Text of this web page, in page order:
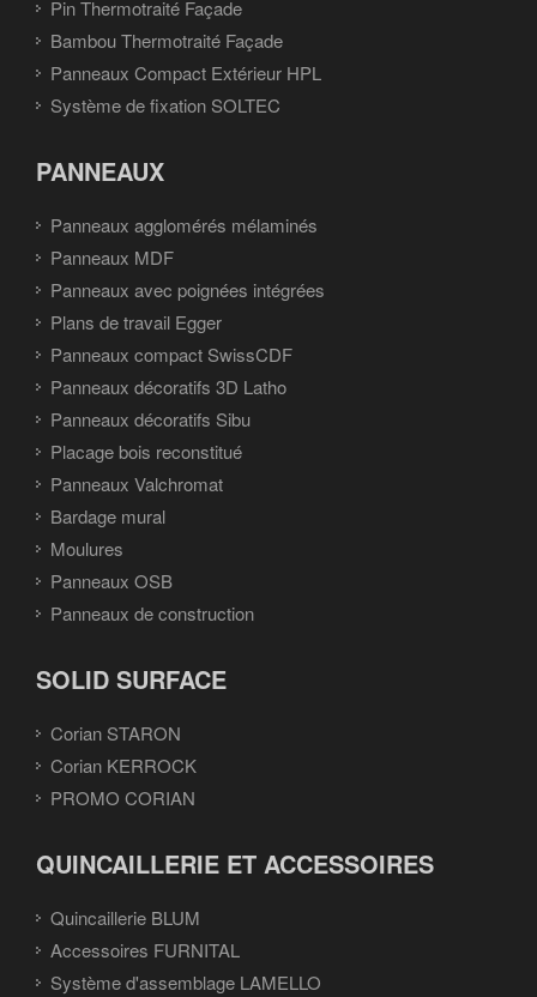
Pin Thermotraité Façade
Bambou Thermotraité Façade
Panneaux Compact Extérieur HPL
Système de fixation SOLTEC
PANNEAUX
Panneaux agglomérés mélaminés
Panneaux MDF
Panneaux avec poignées intégrées
Plans de travail Egger
Panneaux compact SwissCDF
Panneaux décoratifs 3D Latho
Panneaux décoratifs Sibu
Placage bois reconstitué
Panneaux Valchromat
Bardage mural
Moulures
Panneaux OSB
Panneaux de construction
SOLID SURFACE
Corian STARON
Corian KERROCK
PROMO CORIAN
QUINCAILLERIE ET ACCESSOIRES
Quincaillerie BLUM
Accessoires FURNITAL
Système d'assemblage LAMELLO